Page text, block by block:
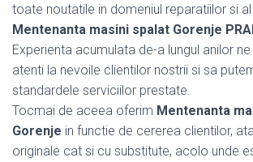
toate noutatile in domeniul reparatiilor si
Mentenanta masini spalat Gorenje
Experienta acumulata de-a lungul anilor
atenti la nevoile clientilor nostrii si sa
standardele serviciilor prestate.
Tocmai de aceea oferim Mentenanta
Gorenje in functie de cererea clientilor,
originale cat si cu substitute, acolo unde